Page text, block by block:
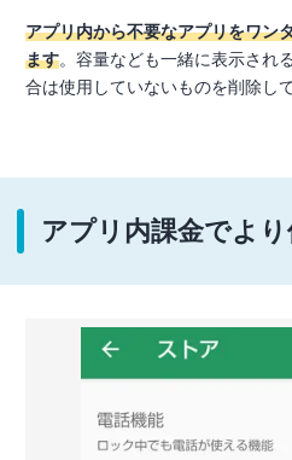
アプリ内から不要なアプリをワン
ます。容量なども一緒に表示され
合は使用していないものを削除し
アプリ内課金でより